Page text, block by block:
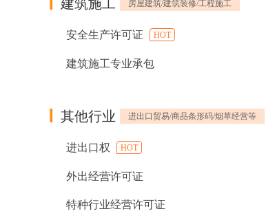
建筑施工 房屋建筑/建筑装修/工程施工
安全生产许可证 HOT
建筑施工专业承包
其他行业 进出口贸易/商品条形码/烟草经营等
进出口权 HOT
外出经营许可证
特种行业经营许可证